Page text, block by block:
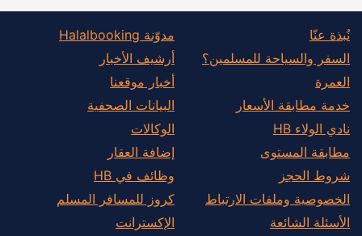
نُبذة عنّا
السفر والسياحة للمسلمين؟
العمرة
خدمة مطابقة الأسعار
نادي الولاء HB
مطابقة المستوى
شروط الحجز
الخصوصية وملفات الارتباط
الأسئلة الشائعة
مدوّنة Halalbooking
أرشيف الأخبار
أخبار موقعنا
البيانات الصحفية
الوكالات
إضافة العقار
وظائف في HB
كروز للمسافر المسلم
الإكسترانت